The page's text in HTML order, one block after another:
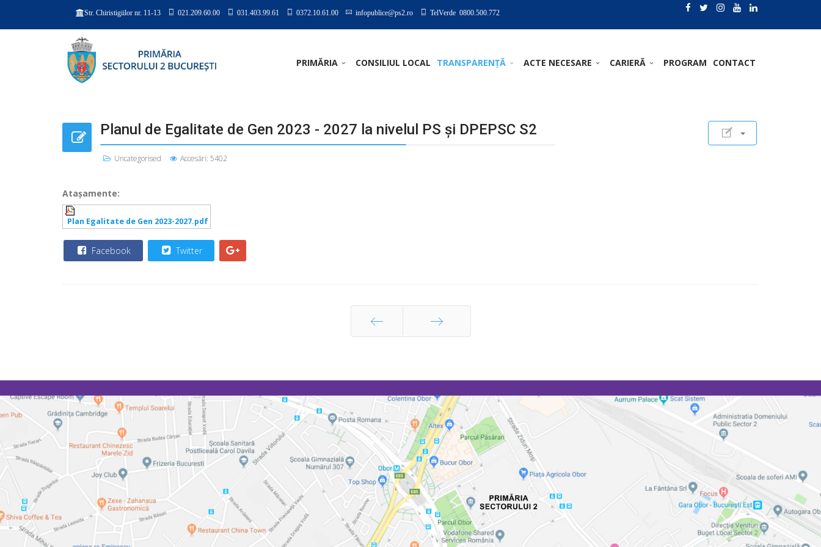
Str. Chiristigiilor nr. 11-13 021.209.60.00 031.403.99.61 0372.10.61.00 infopublice@ps2.ro TelVerde 0800.500.772
PRIMĂRIA CONSILIUL LOCAL TRANSPARENȚĂ ACTE NECESARE CARIERĂ PROGRAM CONTACT
Planul de Egalitate de Gen 2023 - 2027 la nivelul PS și DPEPSC S2
Uncategorised Accesări: 5402
Ataşamente:
Plan Egalitate de Gen 2023-2027.pdf
Facebook Twitter